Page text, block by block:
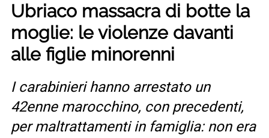
Ubriaco massacra di botte la
moglie: le violenze davanti
alle figlie minorenni
I carabinieri hanno arrestato un
42enne marocchino, con precedenti,
per maltrattamenti in famiglia: non era